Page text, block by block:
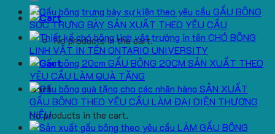
No products in the cart.
Cart
No products in the cart.
GẤU BÔNG
SÓC TRƯNG BÀY SẢN XUẤT THEO YÊU CẦU
CHÓ BÔNG
LINH VẬT IN TÊN ONTARIO UNIVERSITY
GẤU BÔNG 20CM SẢN XUẤT THEO
YÊU CẦU LÀM QUÀ TẶNG
SẢN XUẤT
GẤU BÔNG THEO YÊU CẦU LÀM ĐẠI DIỆN THƯƠNG
HIỆU
LÀM GẤU BÔNG